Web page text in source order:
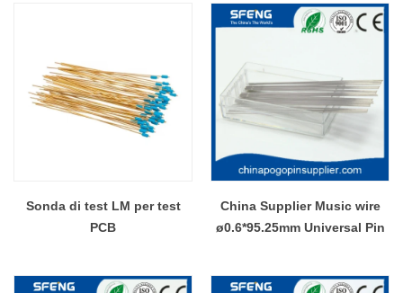
Sonda di test LM per test
PCB
China Supplier Music wire
ø0.6*95.25mm Universal Pin